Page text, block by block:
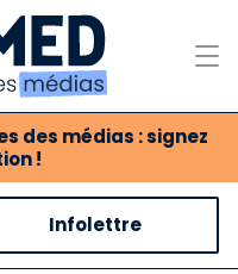
des médias : signez
!
médias
Infolettre